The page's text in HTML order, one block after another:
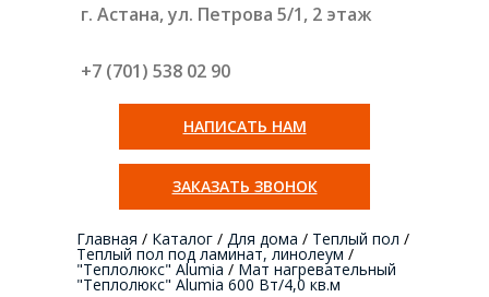
г. Астана, ул. Петрова 5/1, 2 этаж
+7 (701) 538 02 90
НАПИСАТЬ НАМ
ЗАКАЗАТЬ ЗВОНОК
Главная / Каталог / Для дома / Теплый пол /
Теплый пол под ламинат, линолеум /
"Теплолюкс" Alumia / Мат нагревательный
"Теплолюкс" Alumia 600 Вт/4,0 кв.м